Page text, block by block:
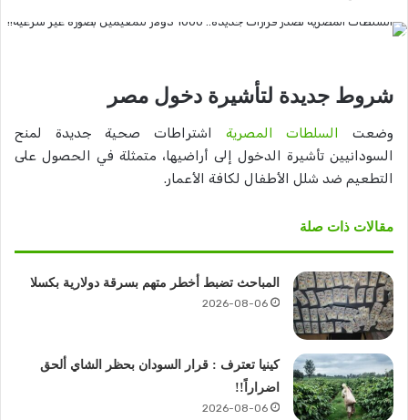
شروط جديدة لتأشيرة دخول مصر
وضعت السلطات المصرية اشتراطات صحية جديدة لمنح
السودانيين تأشيرة الدخول إلى أراضيها، متمثلة في الحصول على
التطعيم ضد شلل الأطفال لكافة الأعمار.
مقالات ذات صلة
المباحث تضبط أخطر متهم بسرقة دولارية بكسلا
2026-08-06
كينيا تعترف : قرار السودان بحظر الشاي ألحق
اضراراً!!
2026-08-06